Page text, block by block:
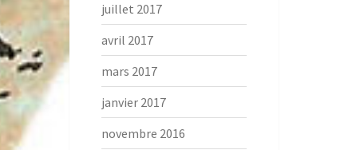
juillet 2017
avril 2017
mars 2017
janvier 2017
novembre 2016